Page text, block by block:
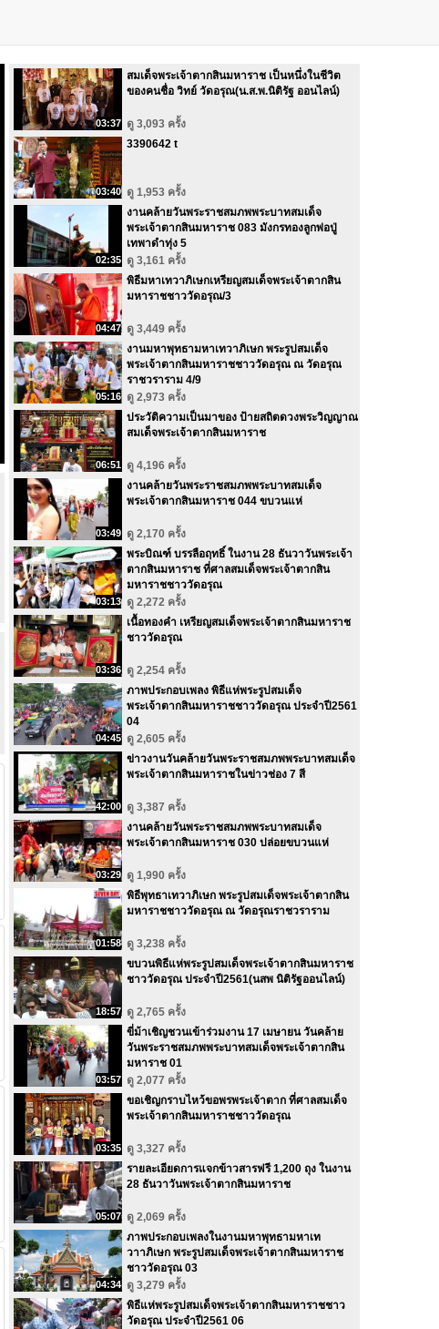
03:37
สมเด็จพระเจ้าตากสินมหาราช เป็นหนึ่งในชีวิต
ของคนชื่อ วิทย์ วัดอรุณ(น.ส.พ.นิติรัฐ ออนไลน์)
ดู 3,093 ครั้ง
03:40
3390642 t
ดู 1,953 ครั้ง
02:35
งานคล้ายวันพระราชสมภพพระบาทสมเด็จ
พระเจ้าตากสินมหาราช 083 มังกรทองลูกพ่อปู่
เทพาดำทุ่ง 5
ดู 3,161 ครั้ง
04:47
พิธีมหาเทวาภิเษกเหรียญสมเด็จพระเจ้าตากสิน
มหาราชชาววัดอรุณ/3
ดู 3,449 ครั้ง
05:16
งานมหาพุทธามหาเทวาภิเษก พระรูปสมเด็จ
พระเจ้าตากสินมหาราชชาววัดอรุณ ณ วัดอรุณ
ราชวราราม 4/9
ดู 2,973 ครั้ง
06:51
ประวัติความเป็นมาของ ป้ายสถิตดวงพระวิญญาณ
สมเด็จพระเจ้าตากสินมหาราช
ดู 4,196 ครั้ง
03:49
งานคล้ายวันพระราชสมภพพระบาทสมเด็จ
พระเจ้าตากสินมหาราช 044 ขบวนแห่
ดู 2,170 ครั้ง
03:13
พระบิณฑ์ บรรลือฤทธิ์ ในงาน 28 ธันวาวันพระเจ้า
ตากสินมหาราช ที่ศาลสมเด็จพระเจ้าตากสิน
มหาราชชาววัดอรุณ
ดู 2,272 ครั้ง
03:36
เนื้อทองคำ เหรียญสมเด็จพระเจ้าตากสินมหาราช
ชาววัดอรุณ
ดู 2,254 ครั้ง
04:45
ภาพประกอบเพลง พิธีแห่พระรูปสมเด็จ
พระเจ้าตากสินมหาราชชาววัดอรุณ ประจำปี2561
04
ดู 2,605 ครั้ง
42:00
ข่าวงานวันคล้ายวันพระราชสมภพพระบาทสมเด็จ
พระเจ้าตากสินมหาราชในข่าวช่อง 7 สี
ดู 3,387 ครั้ง
03:29
งานคล้ายวันพระราชสมภพพระบาทสมเด็จ
พระเจ้าตากสินมหาราช 030 ปล่อยขบวนแห่
ดู 1,990 ครั้ง
01:58
พิธีพุทธาเทวาภิเษก พระรูปสมเด็จพระเจ้าตากสิน
มหาราชชาววัดอรุณ ณ วัดอรุณราชวราราม
ดู 3,238 ครั้ง
18:57
ขบวนพิธีแห่พระรูปสมเด็จพระเจ้าตากสินมหาราช
ชาววัดอรุณ ประจำปี2561(นสพ นิติรัฐออนไลน์)
ดู 2,765 ครั้ง
03:57
ขี่ม้าเชิญชวนเข้าร่วมงาน 17 เมษายน วันคล้าย
วันพระราชสมภพพระบาทสมเด็จพระเจ้าตากสิน
มหาราช 01
ดู 2,077 ครั้ง
03:35
ขอเชิญกราบไหว้ขอพรพระเจ้าตาก ที่ศาลสมเด็จ
พระเจ้าตากสินมหาราชชาววัดอรุณ
ดู 3,327 ครั้ง
05:07
รายละเอียดการแจกข้าวสารฟรี 1,200 ถุง ในงาน
28 ธันวาวันพระเจ้าตากสินมหาราช
ดู 2,069 ครั้ง
04:34
ภาพประกอบเพลงในงานมหาพุทธามหาเท
วาาภิเษก พระรูปสมเด็จพระเจ้าตากสินมหาราช
ชาววัดอรุณ 03
ดู 3,279 ครั้ง
พิธีแห่พระรูปสมเด็จพระเจ้าตากสินมหาราชชาว
วัดอรุณ ประจำปี2561 06